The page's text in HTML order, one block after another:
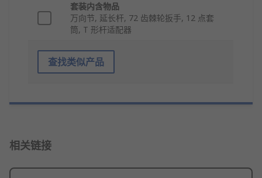
套装内含物品
万向节, 延长杆, 72 齿棘轮扳手, 12 点套
筒, T 形杆适配器
查找类似产品
相关链接